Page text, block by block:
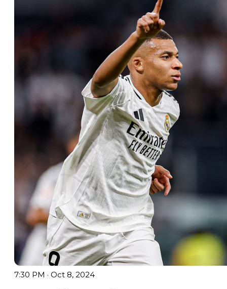
7:30 PM · Oct 8, 2024